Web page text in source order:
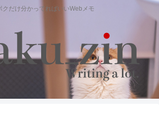
クだけ分かってればいいWebメモ